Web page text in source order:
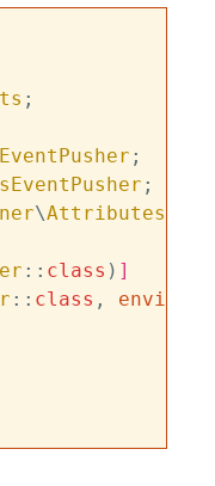
;
\Attributes
:: class ) ]
:: class ,